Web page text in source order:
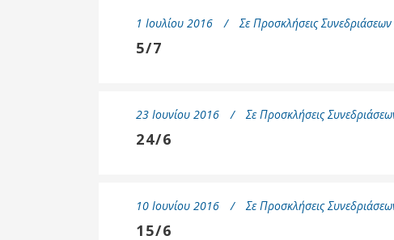
1 Ιουλίου 2016 Σε Προσκλήσεις
5/7
23 Ιουνίου 2016 Σε Προσκλήσεις
24/6
10 Ιουνίου 2016 Σε Προσκλήσεις
15/6